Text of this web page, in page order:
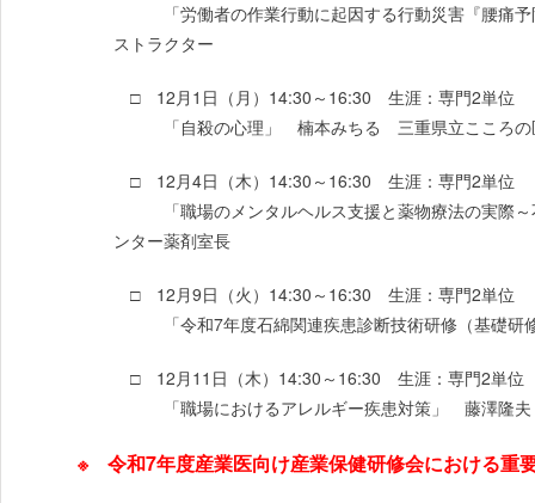
「労働者の作業行動に起因する行動災害『腰痛予
ストラクター
□ 12月1日（月）14:30～16:30 生涯：専門2単位
「自殺の心理」 楠本みちる 三重県立こころの
□ 12月4日（木）14:30～16:30 生涯：専門2単位
「職場のメンタルヘルス支援と薬物療法の実際～
ンター薬剤室長
□ 12月9日（火）14:30～16:30 生涯：専門2単位
「令和7年度石綿関連疾患診断技術研修（基礎研
□ 12月11日（木）14:30～16:30 生涯：専門2単位
「職場におけるアレルギー疾患対策」 藤澤隆夫
※ 令和7年度産業医向け産業保健研修会における重